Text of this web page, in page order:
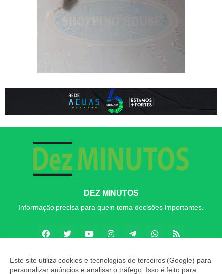
DEZ MINUTOS
Informação precisa para quem toma decisões importantes.
Este site utiliza cookies e tecnologias de terceiros (Google) para
personalizar anúncios e analisar o tráfego. Isso é feito para